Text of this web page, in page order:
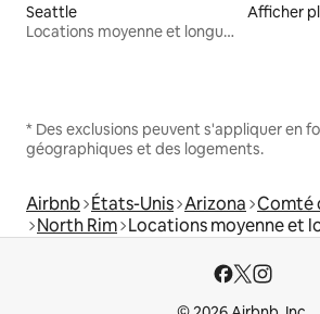
Seattle
Locations moyenne et longue durée
Afficher
* Des exclusions peuvent s'appliquer en
géographiques et des logements.
Airbnb États-Unis Arizona Comté
North Rim Locations moyenne et